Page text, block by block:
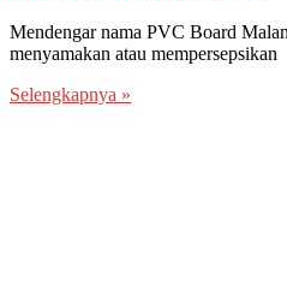
Mendengar nama PVC Board
menyamakan atau mempersepsikan
Selengkapnya »